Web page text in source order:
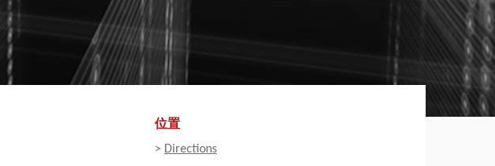
位置
> Directions